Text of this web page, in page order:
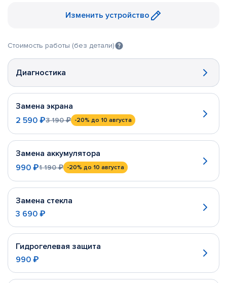
Изменить устройство
Стоимость работы (без детали)
Диагностика
Замена экрана
2 590 ₽3 190 ₽ -20% до 10 августа
Замена аккумулятора
990 ₽1 190 ₽ -20% до 10 августа
Замена стекла
3 690 ₽
Гидрогелевая защита
990 ₽